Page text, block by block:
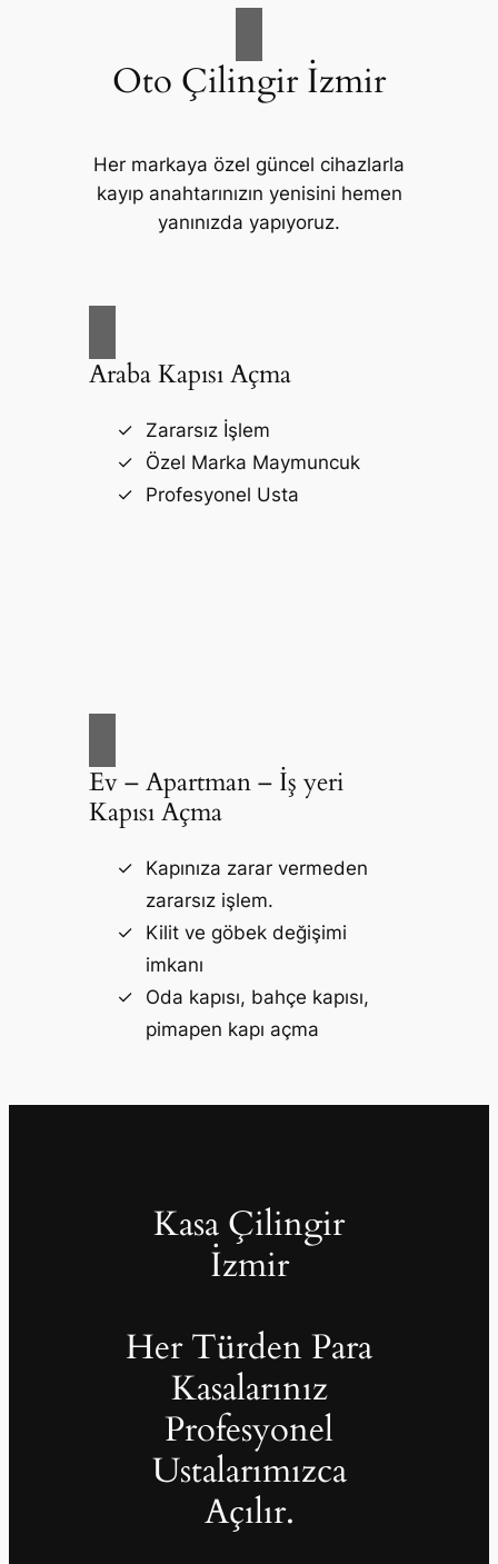
Oto Çilingir İzmir
Her markaya özel güncel cihazlarla
kayıp anahtarınızın yenisini hemen
yanınızda yapıyoruz.
Araba Kapısı Açma
Zararsız İşlem
Özel Marka Maymuncuk
Profesyonel Usta
Ev – Apartman – İş yeri
Kapısı Açma
Kapınıza zarar vermeden
zararsız işlem.
Kilit ve göbek değişimi
imkanı
Oda kapısı, bahçe kapısı,
pimapen kapı açma
Kasa Çilingir
İzmir
Her Türden Para
Kasalarınız
Profesyonel
Ustalarımızca
Açılır.